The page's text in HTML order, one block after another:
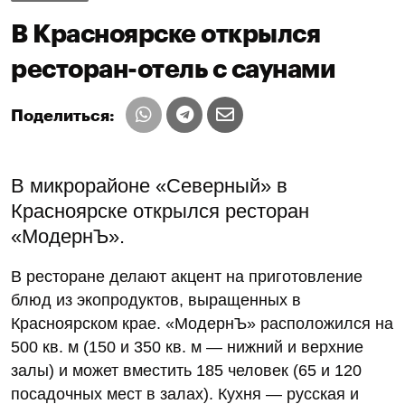
В Красноярске открылся
ресторан-отель с саунами
Поделиться:
В микрорайоне «Северный» в
Красноярске открылся ресторан
«МодернЪ».
В ресторане делают акцент на приготовление
блюд из экопродуктов, выращенных в
Красноярском крае. «МодернЪ» расположился на
500 кв. м (150 и 350 кв. м — нижний и верхние
залы) и может вместить 185 человек (65 и 120
посадочных мест в залах). Кухня — русская и